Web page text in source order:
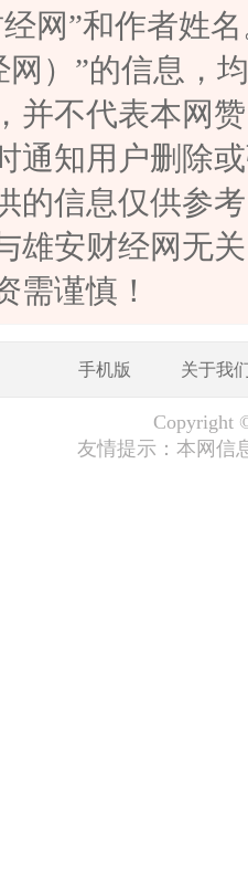
网”和作者姓
）”的信息，
并不代表本网
通知用户删除
的信息仅供参
雄安财经网无
需谨慎！
手机版 关于我
Copyright
友情提示：本网信